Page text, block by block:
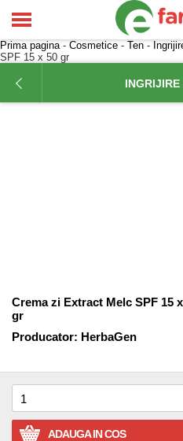
Prima pagina- Cosmetice - Ten -
SPF 15 x 50 gr
Crema zi Extract Melc SPF 15
gr
Producator: HerbaGen
ADAUGA IN COS